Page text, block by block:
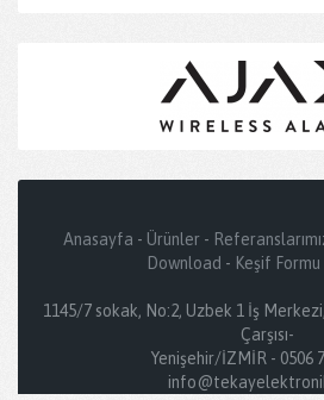
Anasayfa - Ürünler -
Download - Keşif Formu
1145/7 sokak, No:2, Uzbek 1 İş
Çarşısı-
Yenişehir/İZMİR - 0506